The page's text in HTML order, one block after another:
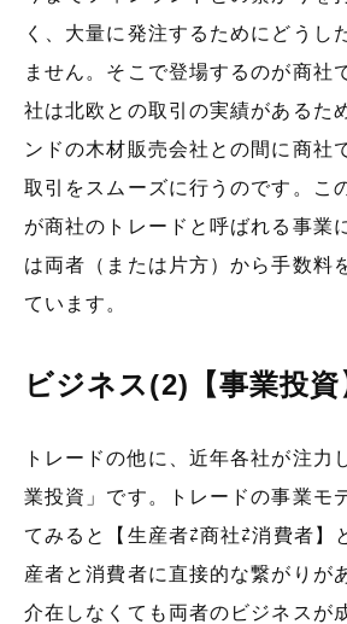
く、大量に発注するためにどうし
ません。そこで登場するのが商社
社は北欧との取引の実績があるた
ンドの木材販売会社との間に商社
取引をスムーズに行うのです。こ
が商社のトレードと呼ばれる事業
は両者（または片方）から手数料
ています。
ビジネス(2)【事業投資
トレードの他に、近年各社が注力
業投資」です。トレードの事業モ
てみると【生産者⇄商社⇄消費者】
産者と消費者に直接的な繋がりが
介在しなくても両者のビジネスが